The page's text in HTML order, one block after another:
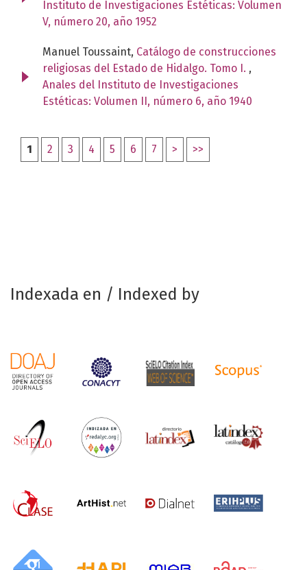
Instituto de Investigaciones Estéticas: Volumen
V, número 20, año 1952
Manuel Toussaint, Catálogo de construcciones
religiosas del Estado de Hidalgo. Tomo I. ,
Anales del Instituto de Investigaciones
Estéticas: Volumen II, número 6, año 1940
1 2 3 4 5 6 7 > >>
Indexada en / Indexed by